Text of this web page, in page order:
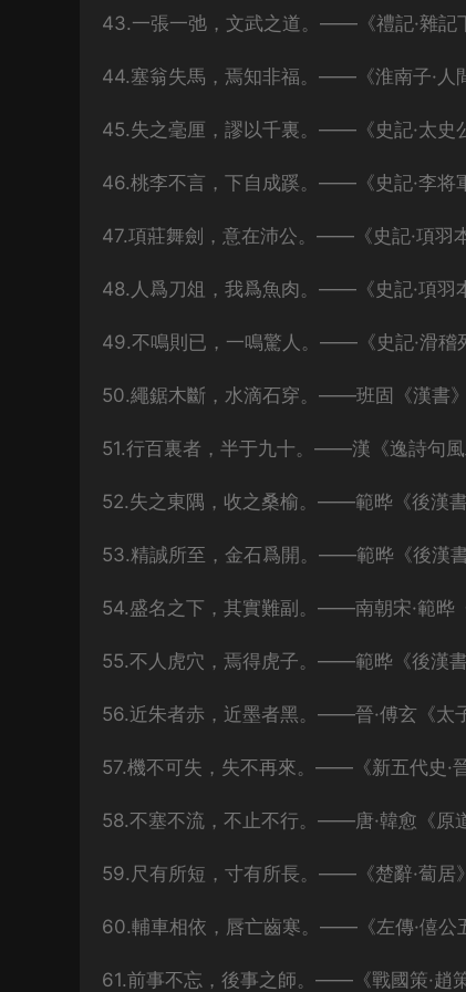
43.一張一弛，文武之道。——《禮記·雜記
44.塞翁失馬，焉知非福。——《淮南子·人
45.失之毫厘，謬以千裏。——《史記·太史
46.桃李不言，下自成蹊。——《史記·李将
47.項莊舞劍，意在沛公。——《史記·項羽本
48.人爲刀俎，我爲魚肉。——《史記·項羽
49.不鳴則已，一鳴驚人。——《史記·滑稽
50.繩鋸木斷，水滴石穿。——班固《漢書》
51.行百裏者，半于九十。——漢《逸詩句風
52.失之東隅，收之桑榆。——範晔《後漢書
53.精誠所至，金石爲開。——範晔《後漢書
54.盛名之下，其實難副。——南朝宋·範晔《
55.不人虎穴，焉得虎子。——範晔《後漢書
56.近朱者赤，近墨者黑。——晉·傅玄《太
57.機不可失，失不再來。——《新五代史·晉
58.不塞不流，不止不行。——唐·韓愈《原
59.尺有所短，寸有所長。——《楚辭·蔔居》
60.輔車相依，唇亡齒寒。——《左傳·僖公
61.前事不忘，後事之師。——《戰國策·趙策